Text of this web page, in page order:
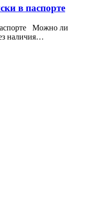
в паспорте
Можно ли
наличия…